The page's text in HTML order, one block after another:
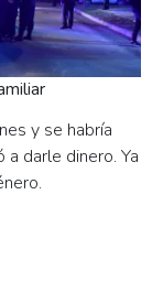
y se habría
darle dinero. Ya